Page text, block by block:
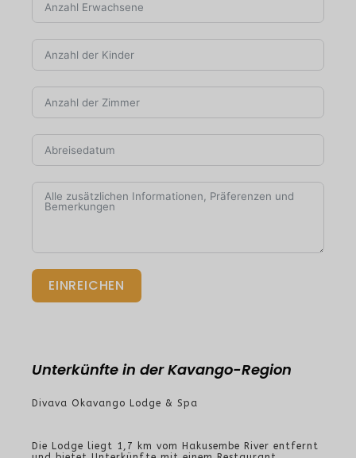
EINREICHEN
Unterkünfte in der Kavango-Region
Divava Okavango Lodge & Spa
Die Lodge liegt 1,7 km vom Hakusembe River entfernt